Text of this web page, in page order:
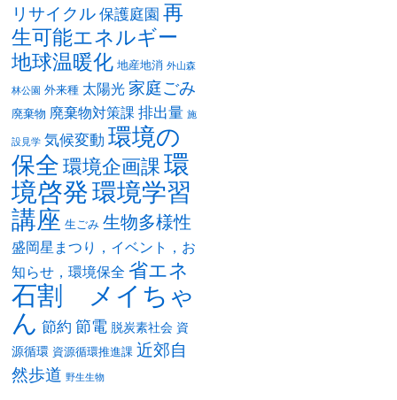
リサイクル 保護庭園 再
生可能エネルギー
地球温暖化 地産地消 外山森
林公園 外来種 太陽光 家庭ごみ
廃棄物 廃棄物対策課 排出量 施
設見学 気候変動 環境の
保全 環境企画課 環
境啓発環境学習
講座 生ごみ 生物多様性
盛岡星まつり，イベント，お
知らせ，環境保全 省エネ
石割 メイちゃ
ん 節約 節電 脱炭素社会 資
源循環 資源循環推進課 近郊自
然歩道 野生生物